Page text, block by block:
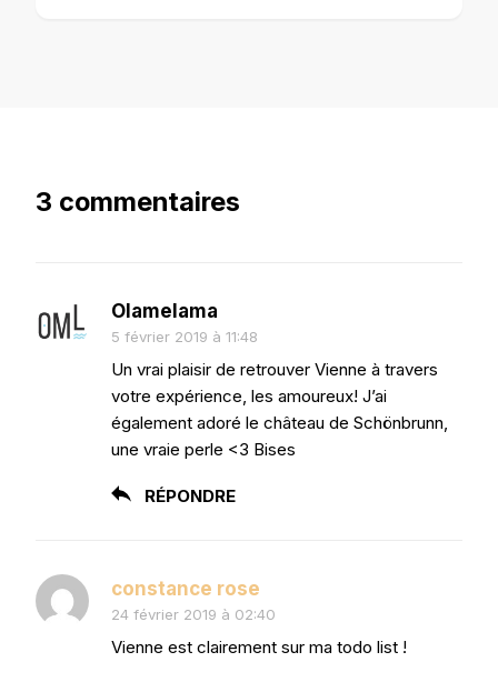
3 commentaires
Olamelama
5 février 2019 à 11:48
Un vrai plaisir de retrouver Vienne à travers
votre expérience, les amoureux! J’ai
également adoré le château de Schönbrunn,
une vraie perle <3 Bises
RÉPONDRE
constance rose
24 février 2019 à 02:40
Vienne est clairement sur ma todo list !